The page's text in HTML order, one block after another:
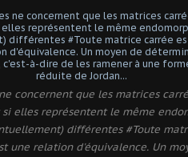
concernent que les matrices
elles représentent le même
différentes #Toute
une relation d'équivalence. Un